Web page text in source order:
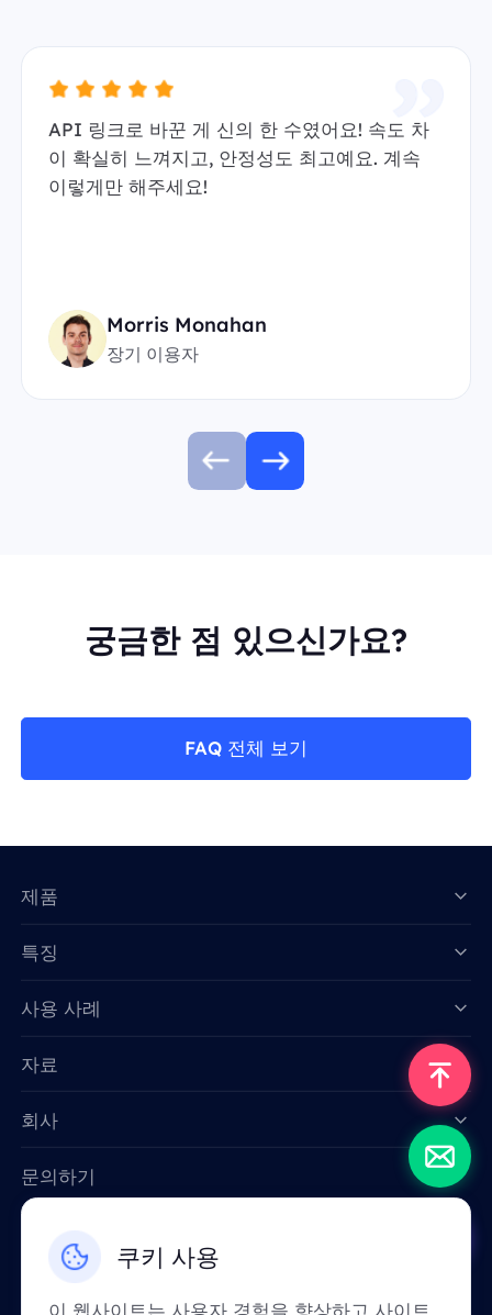
API 링크로 바꾼 게 신의 한 수였어요! 속도 차
이 확실히 느껴지고, 안정성도 최고예요. 계속
이렇게만 해주세요!
Morris Monahan
장기 이용자
궁금한 점 있으신가요?
FAQ 전체 보기
쿠키 사용
이 웹사이트는 사용자 경험을 향상하고 사이트
제품
특징
사용 사례
자료
회사
문의하기
한국인